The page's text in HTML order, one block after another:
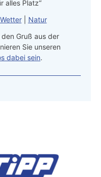
alles Platz“
Wetter| Natur
Gruß aus der
Sie unseren
dabei sein.